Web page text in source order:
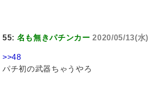
55: 名も無きパチンカー 2020/05/13(
>>48
パチ初の武器ちゃうやろ